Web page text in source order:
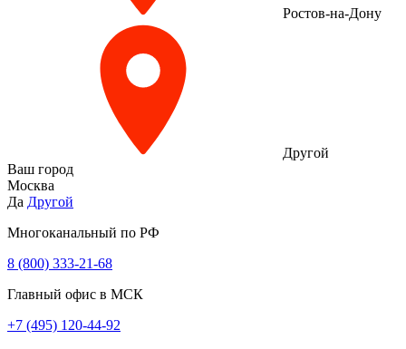
Ростов-на-Дону
Другой
Ваш город
Москва
Да Другой
Многоканальный по РФ
8 (800) 333‑21-68
Главный офис в МСК
+7 (495) 120-44-92